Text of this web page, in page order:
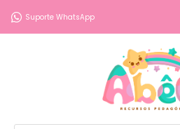
Suporte WhatsApp